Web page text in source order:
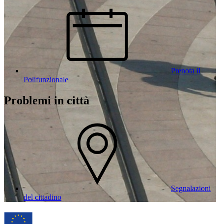
Prenota il
Polifunzionale
Problemi in città
Segnalazioni
del cittadino